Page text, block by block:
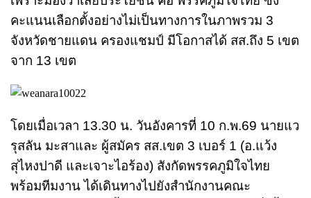
คะแนนเลือกตั้งอย่างไม่เป็นทางการในภาพรวม 3
จังหวัดชายแดน ครองแชมป์ มีโอกาสได้ สส.ถึง 5 เขต
จาก 13 เขต
โดยเมื่อเวลา 13.30 น. วันอังคารที่ 10 ก.พ.69 นายแว
รุสลัน มะสาและ ผู้สมัคร สส.เขต 3 เบอร์ 1 (อ.แว้ง
สุไหงปาดี และเจาะไอร้อง) สังกัดพรรคภูมิใจไทย
พร้อมทีมงาน ได้เดินทางไปยังสำนักงานคณะ